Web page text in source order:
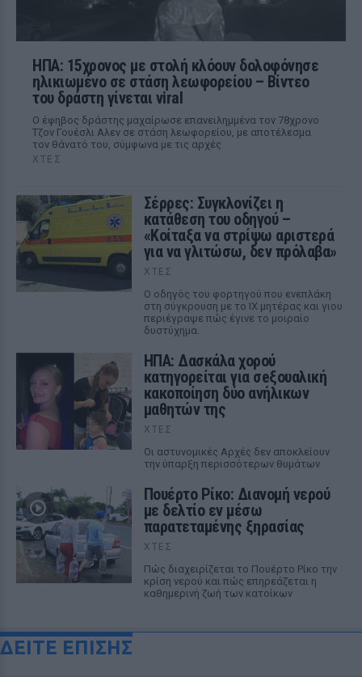
ΗΠΑ: 15χρονος με στολή κλόουν δολοφόνησε
ηλικιωμένο σε στάση λεωφορείου – Βίντεο
του δράστη γίνεται viral
Ο έφηβος δράστης μαχαίρωσε επανειλημμένα τον 78χρονο
Τζον Γουέσλι Αλεν σε στάση λεωφορείου, με αποτέλεσμα
τον θάνατό του, σύμφωνα με τις αρχές
ΧΤΕΣ
Σέρρες: Συγκλονίζει η
κατάθεση του οδηγού –
«Κοίταξα να στρίψω αριστερά
για να γλιτώσω, δεν πρόλαβα»
ΧΤΕΣ
Ο οδηγός του φορτηγού που ενεπλάκη
στη σύγκρουση με το ΙΧ μητέρας και γιου
περιέγραψε πώς έγινε το μοιραίο
δυστύχημα.
ΗΠΑ: Δασκάλα χορού
κατηγορείται για σeξουαλική
κακοποίηση δύο ανήλικων
μαθητών της
ΧΤΕΣ
Οι αστυνομικές Αρχές δεν αποκλείουν
την ύπαρξη περισσότερων θυμάτων
Πουέρτο Ρίκο: Διανομή νερού
με δελτίο εν μέσω
παρατεταμένης ξηρασίας
ΧΤΕΣ
Πώς διαχειρίζεται το Πουέρτο Ρίκο την
κρίση νερού και πώς επηρεάζεται η
καθημερινή ζωή των κατοίκων
ΔΕΙΤΕ ΕΠΙΣΗΣ